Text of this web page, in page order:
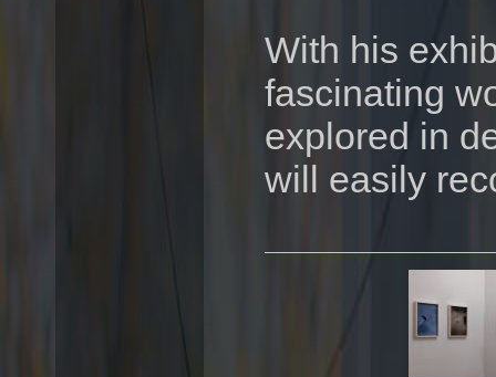
With his
fascinating
explored in
will easily